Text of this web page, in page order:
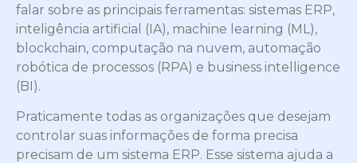
falar sobre as principais ferramentas: sistemas ERP,
inteligência artificial (IA), machine learning (ML),
blockchain, computação na nuvem, automação
robótica de processos (RPA) e business intelligence
(BI).
Praticamente todas as organizações que desejam
controlar suas informações de forma precisa
precisam de um sistema ERP. Esse sistema ajuda a